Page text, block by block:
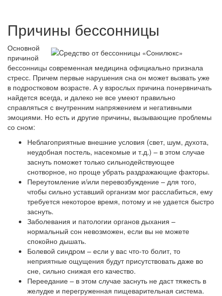
Причины бессонницы
Основной
причиной
бессонницы современная медицина официально признала
стресс. Причем первые нарушения сна он может вызвать уже
в подростковом возрасте. А у взрослых причина понервничать
найдется всегда, и далеко не все умеют правильно
справляться с внутренним напряжением и негативными
эмоциями. Но есть и другие причины, вызывающие проблемы
со сном:
Неблагоприятные внешние условия (свет, шум, духота,
неудобная постель, насекомые и т.д.) – в этом случае
заснуть поможет только сильнодействующее
снотворное, но проще убрать раздражающие факторы.
Переутомление и/или перевозбуждение – для того,
чтобы сильно уставший организм мог расслабиться, ему
требуется некоторое время, потому и не удается быстро
заснуть.
Заболевания и патологии органов дыхания –
нормальный сон невозможен, если вы не можете
спокойно дышать.
Болевой синдром – если у вас что-то болит, то
неприятные ощущения будут присутствовать даже во
сне, сильно снижая его качество.
Переедание – в этом случае заснуть не даст тяжесть в
желудке и перегруженная пищеварительная система.